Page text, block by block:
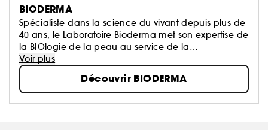
BIODERMA
Spécialiste dans la science du vivant depuis plus de
40 ans, le Laboratoire Bioderma met son expertise de
la BIOlogie de la peau au service de la
DERMatologie, afin de vous proposer des produits
qui prennent soin de tous les types de peaux, et à
Voir plus
Découvrir BIODERMA